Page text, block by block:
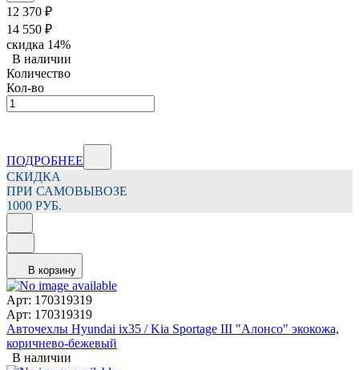
12 370 ₽
14 550 ₽
скидка 14%
В наличии
Количество
Кол-во
ПОДРОБНЕЕ
СКИДКА
ПРИ САМОВЫВОЗЕ
1000 РУБ.
В корзину
Арт: 170319319
Арт: 170319319
Авточехлы Hyundai ix35 / Kia Sportage III "Алонсо" экокожа,
коричнево-бежевый
В наличии